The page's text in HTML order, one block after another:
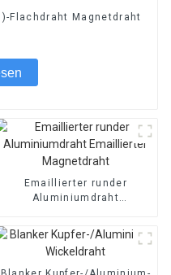
Flachdraht Magnetdraht
Emaillierter runder
Aluminiumdraht